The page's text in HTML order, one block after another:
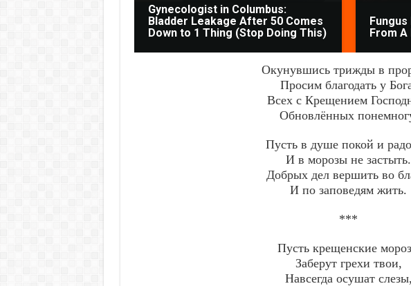
Gynecologist in Columbus:
Bladder Leakage After 50 Comes
Down to 1 Thing (Stop Doing This)
From A
Окунувшись трижды в
Просим благодать у
Всех с Крещением
Обновлённых
Пусть в душе покой и
И в морозы не застыть.
Добрых дел вершить во
И по заповедям жить.
***
Пусть крещенские
Заберут грехи твои,
Навсегда осушат слезы,